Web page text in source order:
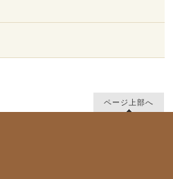
ページ上部へ